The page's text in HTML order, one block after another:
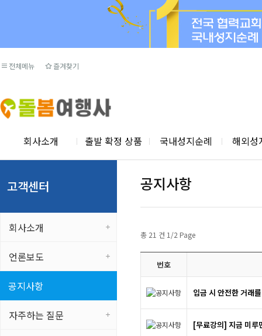
전체메뉴 즐겨찾기
회사소개 출발 확정 상품 국내성지순례 해외성
고객센터
회사소개
언론보도
공지사항
자주하는 질문
공지사항
총 21 건 1/2 Page
번호
입금 시 안전한 거래
[무료강의] 지금 미루